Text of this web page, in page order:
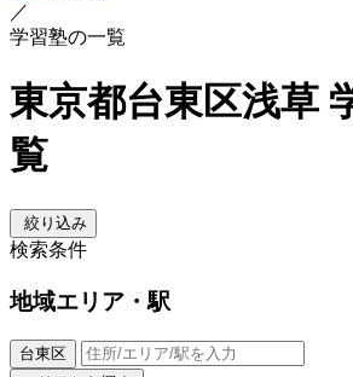
／
学習塾の一覧
東京都台東区浅草
覧
絞り込み
検索条件
地域エリア・駅
台東区